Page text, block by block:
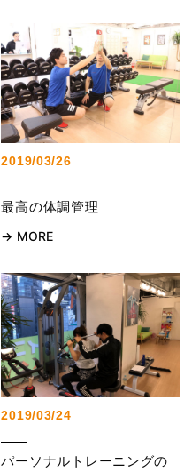
2019/03/26
最高の体調管理
MORE
2019/03/24
パーソナルトレーニングの